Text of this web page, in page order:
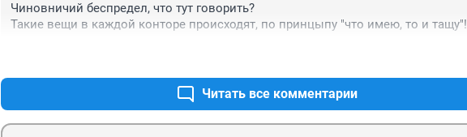
Чиновничий беспредел, что тут говорить?
Такие вещи в каждой конторе происходят, по принцыпу "что имею, то и тащу"!
Читать все комментарии